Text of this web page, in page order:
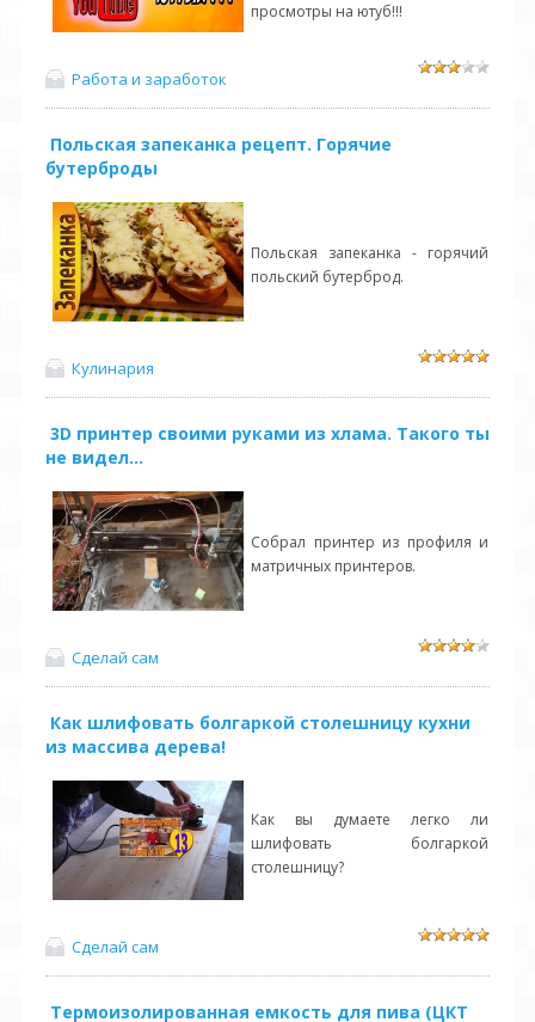
просмотры на ютуб!!!
Работа и заработок
Польская запеканка рецепт. Горячие
бутерброды
Польская запеканка - горячий
польский бутерброд.
Кулинария
3D принтер своими руками из хлама. Такого ты
не видел...
Собрал принтер из профиля и
матричных принтеров.
Сделай сам
Как шлифовать болгаркой столешницу кухни
из массива дерева!
Как вы думаете легко ли
шлифовать болгаркой
столешницу?
Сделай сам
Термоизолированная емкость для пива (ЦКТ